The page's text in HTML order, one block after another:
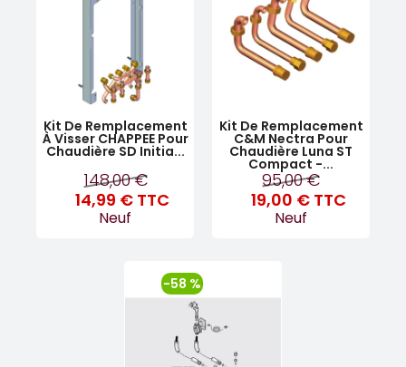
Kit De Remplacement
À Visser CHAPPEE Pour
Chaudière SD Initia...
148,00 €
14,99 € TTC
Neuf
Kit De Remplacement
C&M Nectra Pour
Chaudière Luna ST
Compact -...
95,00 €
19,00 € TTC
Neuf
-58 %